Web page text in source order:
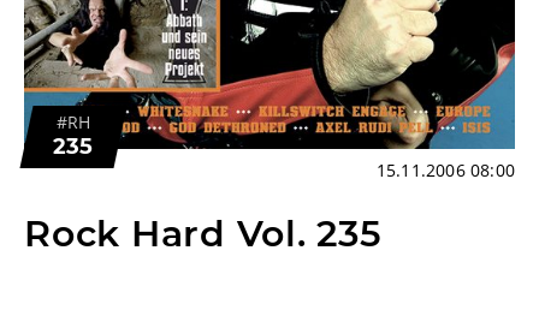
#RH
235
15.11.2006 08:00
Rock Hard Vol. 235